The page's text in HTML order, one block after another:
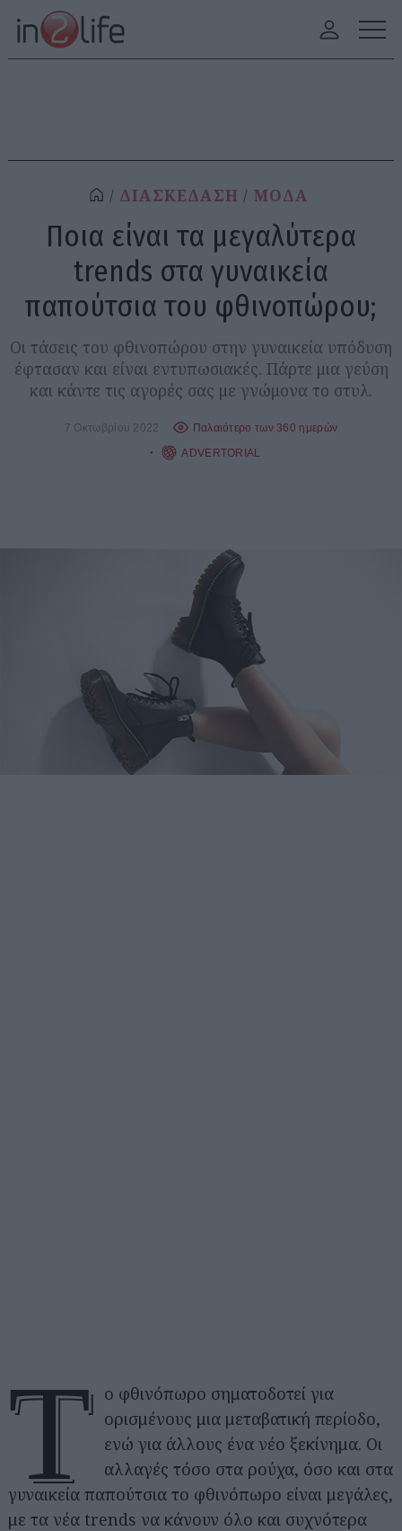
ΔΙΑΣΚΕΔΑΣΗ ΜΟΔΑ
Ποια είναι τα μεγαλύτερα
trends στα γυναικεία
παπούτσια του φθινοπώρου;
Οι τάσεις του φθινοπώρου στην γυναικεία υπόδυση
έφτασαν και είναι εντυπωσιακές. Πάρτε μια γεύση
και κάντε τις αγορές σας με γνώμονα το στυλ.
7 Οκτωβρίου 2022 Παλαιότερο των 360 ημερών
ADVERTORIAL
Τ
ο φθινόπωρο σηματοδοτεί για
ορισμένους μια μεταβατική περίοδο,
ενώ για άλλους ένα νέο ξεκίνημα. Οι
αλλαγές τόσο στα ρούχα, όσο και στα
γυναικεία παπούτσια το φθινόπωρο είναι μεγάλες,
με τα νέα trends να κάνουν όλο και συχνότερα